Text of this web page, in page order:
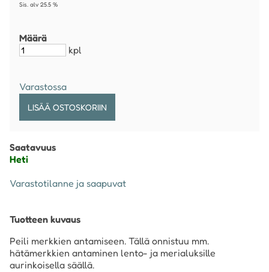
Sis. alv 25.5 %
Määrä
kpl
Varastossa
Saatavuus
Heti
Varastotilanne ja saapuvat
Tuotteen kuvaus
Peili merkkien antamiseen. Tällä onnistuu mm.
hätämerkkien antaminen lento- ja merialuksille
aurinkoisella säällä.